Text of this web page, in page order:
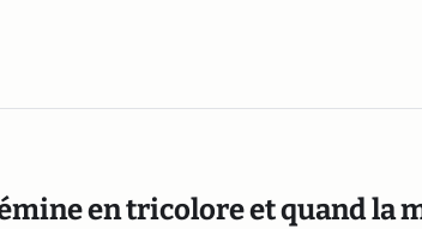
en tricolore et quand la